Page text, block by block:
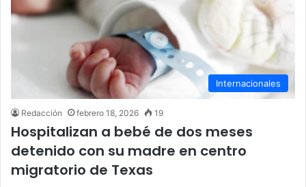
Internacionales
Redacción febrero 18, 2026 19
Hospitalizan a bebé de dos meses
detenido con su madre en centro
migratorio de Texas